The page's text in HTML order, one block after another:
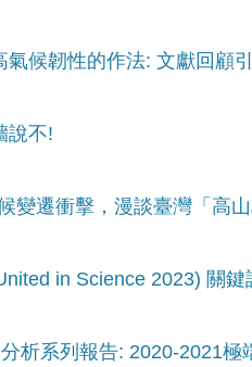
候韌性的作法: 文獻回顧
說不!
變遷衝擊，漫談臺灣「高
in Science 2023) 關鍵
析系列報告: 2020-2021極